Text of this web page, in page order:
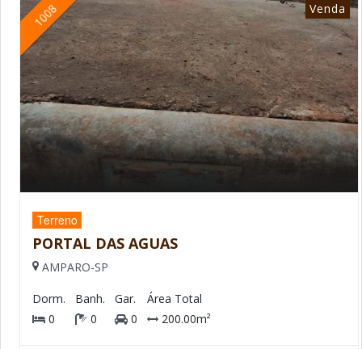
1008 Venda
Terreno
PORTAL DAS AGUAS
AMPARO-SP
Dorm.
0
Banh.
0
Gar.
0
Área Total
200.00m²